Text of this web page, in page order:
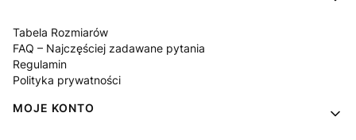
Tabela Rozmiarów
FAQ – Najczęściej zadawane pytania
Regulamin
Polityka prywatności
MOJE KONTO